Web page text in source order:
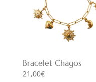
Bracelet Chagos
21,00€